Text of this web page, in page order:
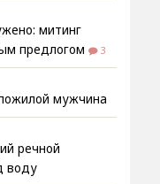
митинг
предлогом
3
мужчина
речной
воду